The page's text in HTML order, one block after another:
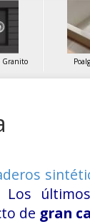
Granito
Los
de gran